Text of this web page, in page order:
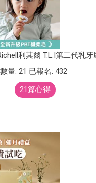
利其爾 T.L.I第二代乳牙
數量: 21 已報名: 432
21篇心得